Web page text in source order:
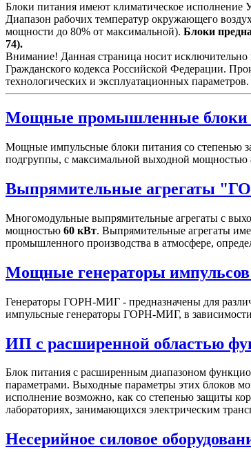
Блоки питания имеют климатическое
Диапазон рабочих температур окружающего
мощности до 80% от максимальной). Блоки
74).
Внимание! Данная страница носит
Гражданского кодекса Российской Федерации.
технологических и эксплуатационных
Мощные промышленные
Мощные импульсные блоки питания со степенью
подгруппы, с максимальной выходной мощностью
Выпрямительные агрегаты
Многомодульные выпрямительные агрегаты с
мощностью 60 кВт. Выпрямительные агрегаты
промышленного производства в атмосфере,
Мощные генераторы
Генераторы ГОРН-МИГ - предназначены для
импульсные генераторы ГОРН-МИГ, в
ИП с расширенной областью
Блок питания с расширенным диапазоном
параметрами. Выходные параметры этих блоков
исполнение возможно, как со степенью защиты
лабораториях, занимающихся электрическим
Несерийное силовое